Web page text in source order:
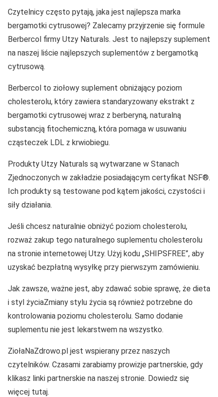
Czytelnicy często pytają, jaka jest najlepsza marka
bergamotki cytrusowej? Zalecamy przyjrzenie się formule
Berbercol firmy Utzy Naturals. Jest to najlepszy suplement
na naszej liście najlepszych suplementów z bergamotką
cytrusową.
Berbercol to ziołowy suplement obniżający poziom
cholesterolu, który zawiera standaryzowany ekstrakt z
bergamotki cytrusowej wraz z berberyną, naturalną
substancją fitochemiczną, która pomaga w usuwaniu
cząsteczek LDL z krwiobiegu.
Produkty Utzy Naturals są wytwarzane w Stanach
Zjednoczonych w zakładzie posiadającym certyfikat NSF®.
Ich produkty są testowane pod kątem jakości, czystości i
siły działania.
Jeśli chcesz naturalnie obniżyć poziom cholesterolu,
rozważ zakup tego naturalnego suplementu cholesterolu
na stronie internetowej Utzy. Użyj kodu „SHIPSFREE”, aby
uzyskać bezpłatną wysyłkę przy pierwszym zamówieniu.
Jak zawsze, ważne jest, aby zdawać sobie sprawę, że dieta
i styl życiaZmiany stylu życia są również potrzebne do
kontrolowania poziomu cholesterolu. Samo dodanie
suplementu nie jest lekarstwem na wszystko.
ZiołaNaZdrowo.pl jest wspierany przez naszych
czytelników. Czasami zarabiamy prowizje partnerskie, gdy
klikasz linki partnerskie na naszej stronie. Dowiedz się
więcej tutaj.